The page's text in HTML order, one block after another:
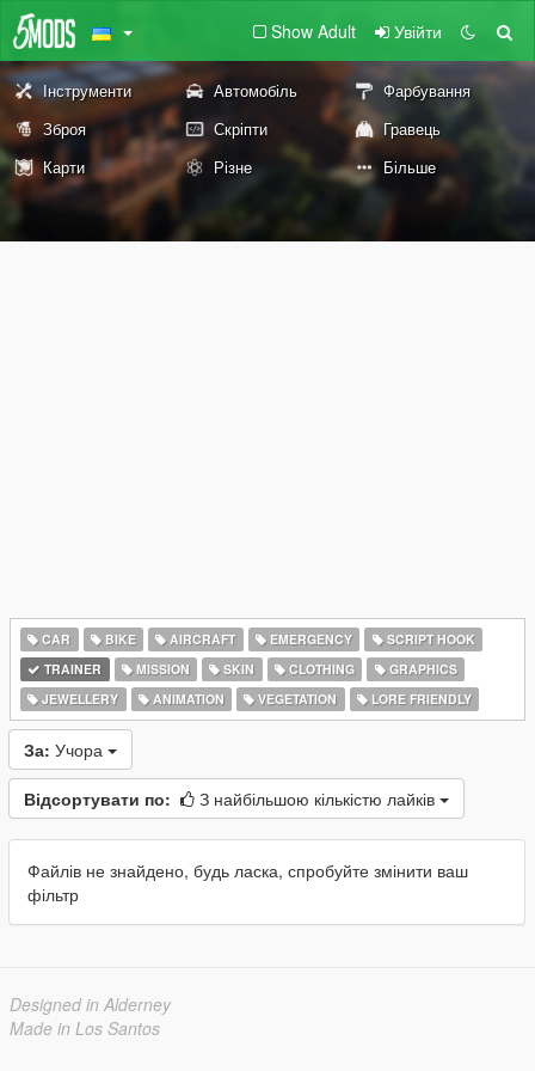
Show Adult Увійти
Інструменти Автомобіль
Фарбування
Зброя
Скріпти
Гравець
Карти
Різне Більше
CAR BIKE AIRCRAFT EMERGENCY
SCRIPT HOOK
TRAINER
MISSION SKIN CLOTHING
GRAPHICS
JEWELLERY
ANIMATION VEGETATION LORE FRIENDLY
За: Учора
Відсортувати по: З найбільшою кількістю лайків
Файлів не знайдено, будь ласка, спробуйте змінити ваш
фільтр
Designed in Alderney
Made in Los Santos